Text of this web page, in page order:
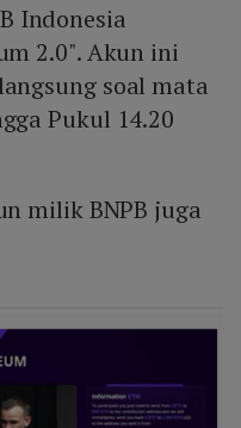
Indonesia
2.0". Akun ini
soal mata
Pukul 14.20
milik BNPB juga